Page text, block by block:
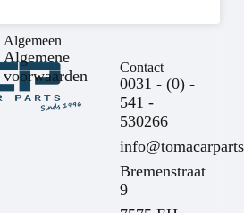
Algemeen
Algemene
voorwaarden
Contact
0031 - (0) -
541 -
530266
Bremenstraat
9